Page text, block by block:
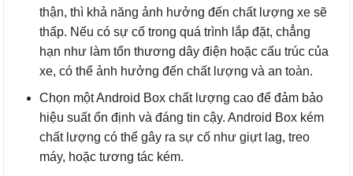
thận, thì khả năng ảnh hưởng đến chất lượng xe sẽ
thấp. Nếu có sự cố trong quá trình lắp đặt, chẳng
hạn như làm tổn thương dây điện hoặc cấu trúc của
xe, có thể ảnh hưởng đến chất lượng và an toàn.
Chọn một Android Box chất lượng cao để đảm bảo
hiệu suất ổn định và đáng tin cậy. Android Box kém
chất lượng có thể gây ra sự cố như giựt lag, treo
máy, hoặc tương tác kém.